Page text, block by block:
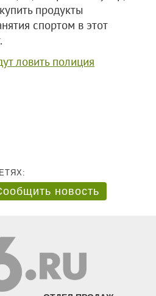
продукты
спортом в этот
ловить полиция
новость